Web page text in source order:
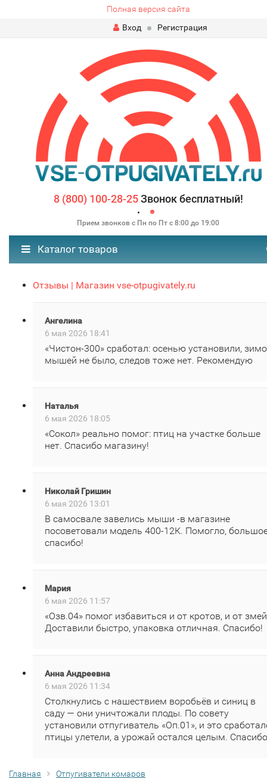
Полная версия сайта
Вход
Регистрация
8 (800) 100-28-25Звонок бесплатный!
Прием звонков с Пн по Пт с 8:00 до 19:00
Каталог товаров
Отзывы | Магазин vse-otpugivately.ru
Ангелина
6 мая 2026 18:41
«Чистон‑300» сработал: осенью установили,
мышей не было, следов тоже нет. Рекомендую
Наталья
6 мая 2026 18:05
«Сокол» реально помог: птиц на участке больше
нет. Спасибо магазину!
Николай Гришин
6 мая 2026 13:01
В самосвале завелись мыши -в магазине
посоветовали модель 400‑12К. Помогло,
спасибо!
Мария
6 мая 2026 11:57
«Озв.04» помог избавиться и от кротов, и от
Доставили быстро, упаковка отличная. Спасибо!
Анна Андреевна
6 мая 2026 11:34
Столкнулись с нашествием воробьёв и синиц в
саду — они уничтожали плоды. По совету
установили отпугиватель «Оп.01», и это
птицы улетели, а урожай остался целым.
Главная
Отпугиватели комаров